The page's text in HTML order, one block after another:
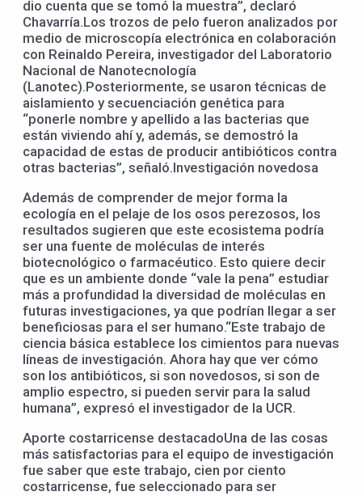
dio cuenta que se tomó la muestra”, declaró
Chavarría.Los trozos de pelo fueron analizados por
medio de microscopía electrónica en colaboración
con Reinaldo Pereira, investigador del Laboratorio
Nacional de Nanotecnología
(Lanotec).Posteriormente, se usaron técnicas de
aislamiento y secuenciación genética para
“ponerle nombre y apellido a las bacterias que
están viviendo ahí y, además, se demostró la
capacidad de estas de producir antibióticos contra
otras bacterias”, señaló.Investigación novedosa
Además de comprender de mejor forma la
ecología en el pelaje de los osos perezosos, los
resultados sugieren que este ecosistema podría
ser una fuente de moléculas de interés
biotecnológico o farmacéutico. Esto quiere decir
que es un ambiente donde “vale la pena” estudiar
más a profundidad la diversidad de moléculas en
futuras investigaciones, ya que podrían llegar a ser
beneficiosas para el ser humano.“Este trabajo de
ciencia básica establece los cimientos para nuevas
líneas de investigación. Ahora hay que ver cómo
son los antibióticos, si son novedosos, si son de
amplio espectro, si pueden servir para la salud
humana”, expresó el investigador de la UCR.
Aporte costarricense destacadoUna de las cosas
más satisfactorias para el equipo de investigación
fue saber que este trabajo, cien por ciento
costarricense, fue seleccionado para ser